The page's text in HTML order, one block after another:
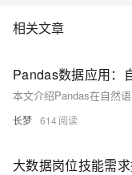
相关文章
Pandas数据应用：
长梦 614
大数据岗位技能需